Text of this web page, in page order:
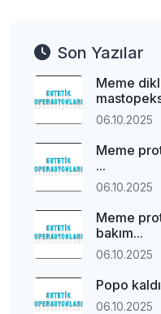
Son Yazılar
Meme
06.10.2025
Meme
...
06.10.2025
Meme
bakım...
06.10.2025
Popo
06.10.2025